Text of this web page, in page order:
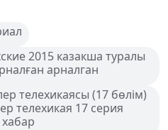
2015 казакша туралы
арналган
телехикаясы (17 бөлім)
телехикая 17 серия